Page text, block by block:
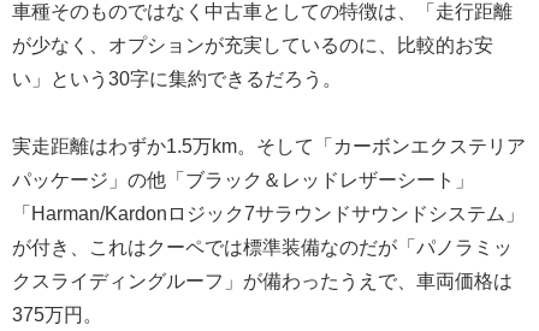
車種そのものではなく中古車としての特徴は、「走行距離
が少なく、オプションが充実しているのに、比較的お安
い」という30字に集約できるだろう。
実走距離はわずか1.5万km。そして「カーボンエクステリア
パッケージ」の他「ブラック＆レッドレザーシート」
「Harman/Kardonロジック7サラウンドサウンドシステム」
が付き、これはクーペでは標準装備なのだが「パノラミッ
クスライディングルーフ」が備わったうえで、車両価格は
375万円。